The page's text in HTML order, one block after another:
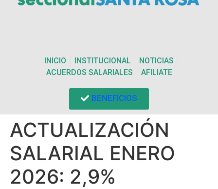
INICIO INSTITUCIONAL
NOTICIAS
ACUERDOS SALARIALES
AFILIATE
BENEFICIOS
ACTUALIZACIÓN
SALARIAL ENERO
2026: 2,9%